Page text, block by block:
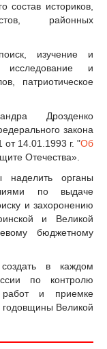
состав историков,
районных
изучение и
исследование и
патриотическое
Дрозденко
закона
14.01.1993 г. "Об
Отечества».
органы
по выдаче
и захоронению
и Великой
бюджетному
в каждом
по контролю
работ и приемке
годовщины Великой